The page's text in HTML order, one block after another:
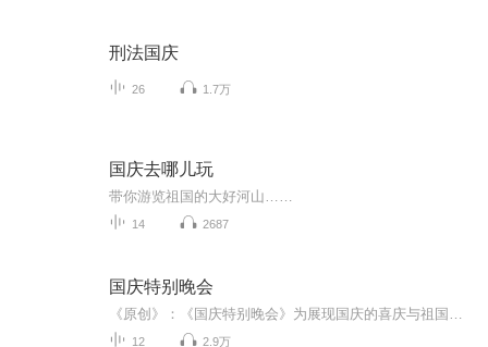
刑法国庆
26 1.7万
国庆去哪儿玩
带你游览祖国的大好河山……
14 2687
国庆特别晚会
12 2.9万